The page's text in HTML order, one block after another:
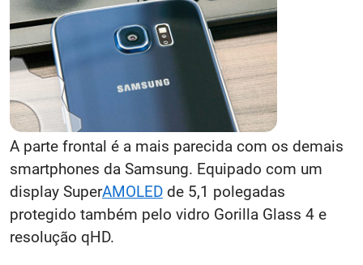
A parte frontal é a mais parecida com os demais
smartphones da Samsung. Equipado com um
display SuperAMOLED de 5,1 polegadas
protegido também pelo vidro Gorilla Glass 4 e
resolução qHD.